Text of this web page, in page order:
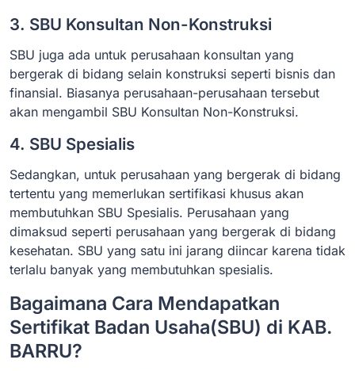
3. SBU Konsultan Non-Konstruksi
SBU juga ada untuk perusahaan konsultan yang
bergerak di bidang selain konstruksi seperti bisnis dan
finansial. Biasanya perusahaan-perusahaan tersebut
akan mengambil SBU Konsultan Non-Konstruksi.
4. SBU Spesialis
Sedangkan, untuk perusahaan yang bergerak di bidang
tertentu yang memerlukan sertifikasi khusus akan
membutuhkan SBU Spesialis. Perusahaan yang
dimaksud seperti perusahaan yang bergerak di bidang
kesehatan. SBU yang satu ini jarang diincar karena tidak
terlalu banyak yang membutuhkan spesialis.
Bagaimana Cara Mendapatkan
Sertifikat Badan Usaha(SBU) di KAB.
BARRU?